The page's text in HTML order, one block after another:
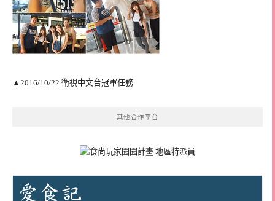
▲2016/10/22 衛視中文台冠軍任務
其他合作平台